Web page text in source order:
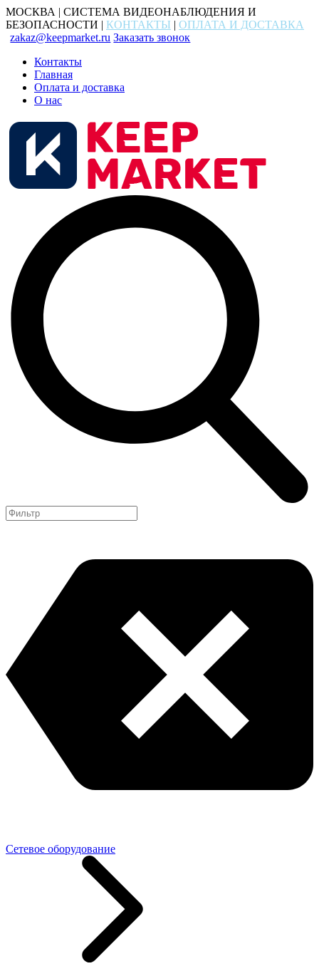
МОСКВА | СИСТЕМА ВИДЕОНАБЛЮДЕНИЯ И
БЕЗОПАСНОСТИ | КОНТАКТЫ | ОПЛАТА И ДОСТАВКА
zakaz@keepmarket.ru Заказать звонок
Контакты
Главная
Оплата и доставка
О нас
Сетевое оборудование